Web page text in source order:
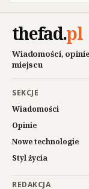
thefad.pl
Wiadomości,
miejscu
SEKCJE
Wiadomości
Opinie
Nowe technologie
Styl życia
REDAKCJA